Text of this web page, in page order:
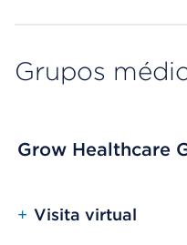
Grupos
Grow Healthcare
+ Visita virtual